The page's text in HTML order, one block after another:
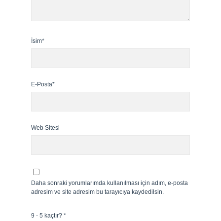
İsim*
E-Posta*
Web Sitesi
Daha sonraki yorumlarımda kullanılması için adım, e-posta
adresim ve site adresim bu tarayıcıya kaydedilsin.
9 - 5 kaçtır? *